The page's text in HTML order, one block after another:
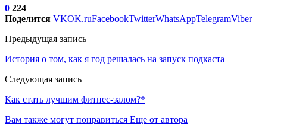
0 224
Поделится VKOK.ruFacebookTwitterWhatsAppTelegramViber
Предыдущая запись
История о том, как я год решалась на запуск подкаста
Следующая запись
Как стать лучшим фитнес-залом?*
Вам также могут понравиться Еще от автора